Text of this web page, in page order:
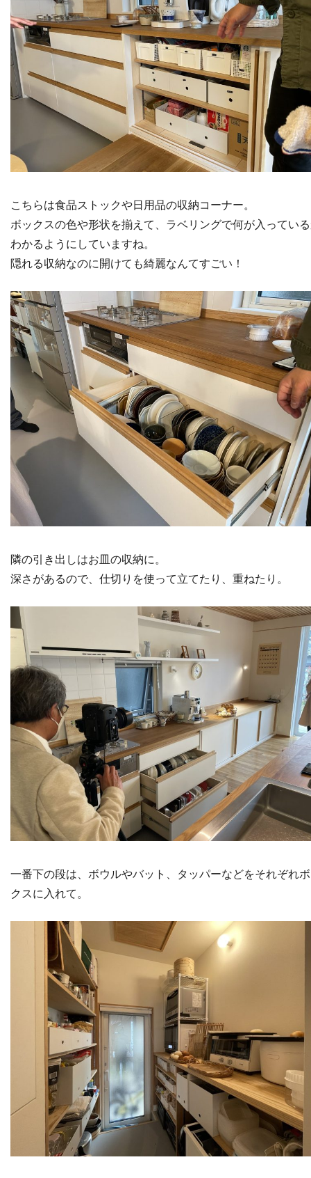
こちらは食品ストックや日用品の収納コーナー。
ボックスの色や形状を揃えて、ラベリングで何が入ってい
わかるようにしていますね。
隠れる収納なのに開けても綺麗なんてすごい！
隣の引き出しはお皿の収納に。
深さがあるので、仕切りを使って立てたり、重ねたり。
一番下の段は、ボウルやバット、タッパーなどをそれぞれ
クスに入れて。